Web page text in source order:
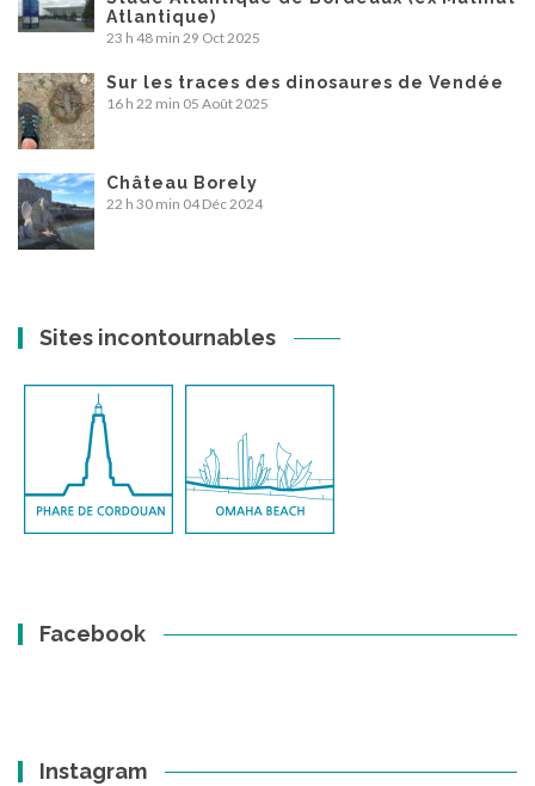
Atlantique)
23 h 48 min 29 Oct 2025
Sur les traces des dinosaures de Vendée
16 h 22 min 05 Août 2025
Château Borely
22 h 30 min 04 Déc 2024
Sites incontournables
Facebook
Instagram